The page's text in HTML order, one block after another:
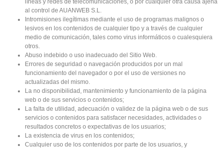
al control de AUANWEB S.L.
Intromisiones ilegítimas mediante el uso de programas malignos o
lesivos en los contenidos de cualquier tipo y a través de cualquier
medio de comunicación, tales como virus informáticos o cualesquiera
otros.
Abuso indebido o uso inadecuado del Sitio Web.
Errores de seguridad o navegación producidos por un mal
funcionamiento del navegador o por el uso de versiones no
actualizadas del mismo.
La no disponibilidad, mantenimiento y funcionamiento de la página
web o de sus servicios o contenidos;
La falta de utilidad, adecuación o validez de la página web o de sus
servicios o contenidos para satisfacer necesidades, actividades o
resultados concretos o expectativas de los usuarios;
La existencia de virus en los contenidos;
Cualquier uso de los contenidos por parte de los usuarios, y